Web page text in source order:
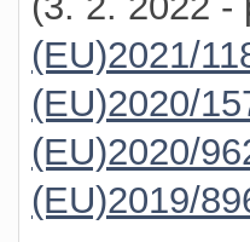
(EU)2021/
(EU)2020/
(EU)2020/
(EU)2019/